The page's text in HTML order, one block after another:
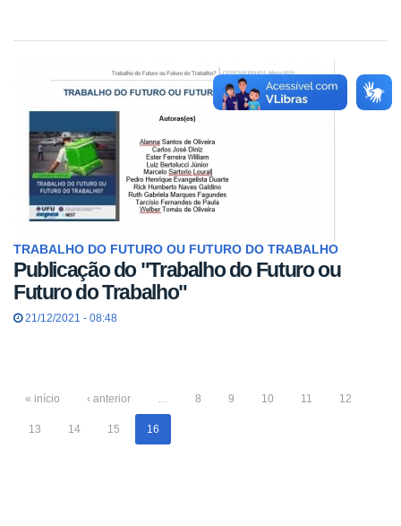
TRABALHO DO FUTURO OU FUTURO DO TRABALHO
Publicação do "Trabalho do Futuro ou
Futuro do Trabalho"
21/12/2021 - 08:48
« início ‹ anterior 8 9 10 11 12
13 14 15 16